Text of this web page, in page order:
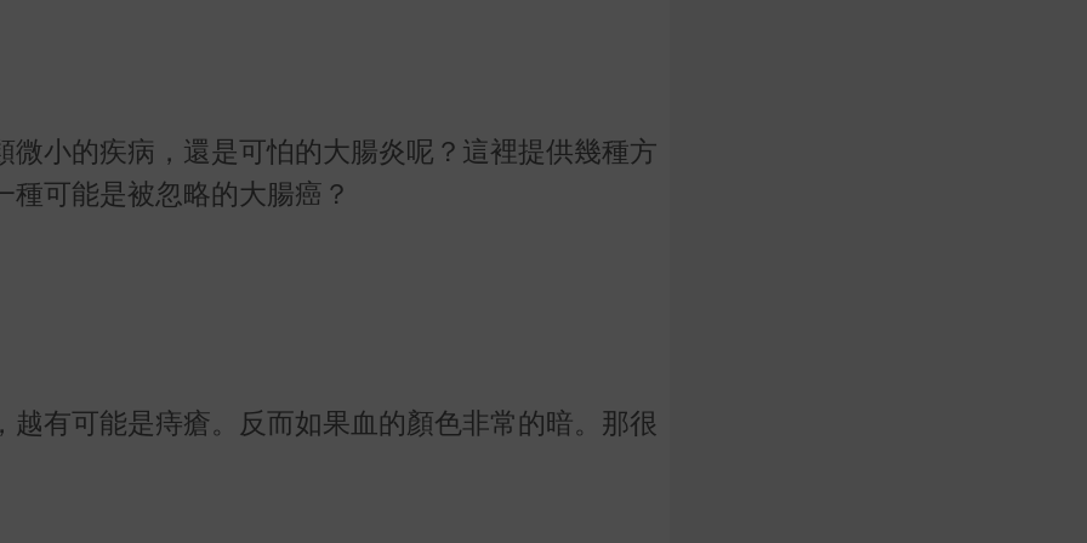
小的疾病，還是可怕的大腸炎呢？這裡提供幾種方
可能是被忽略的大腸癌？
有可能是痔瘡。反而如果血的顏色非常的暗。那很